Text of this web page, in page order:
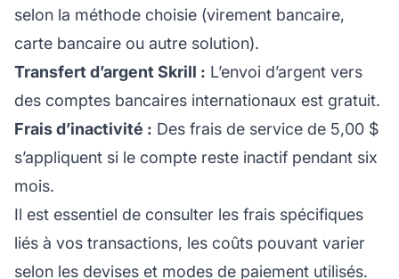
selon la méthode choisie (virement bancaire,
carte bancaire ou autre solution).
Transfert d’argent Skrill : L’envoi d’argent vers
des comptes bancaires internationaux est gratuit.
Frais d’inactivité : Des frais de service de 5,00 $
s’appliquent si le compte reste inactif pendant six
mois.
Il est essentiel de consulter les frais spécifiques
liés à vos transactions, les coûts pouvant varier
selon les devises et modes de paiement utilisés.